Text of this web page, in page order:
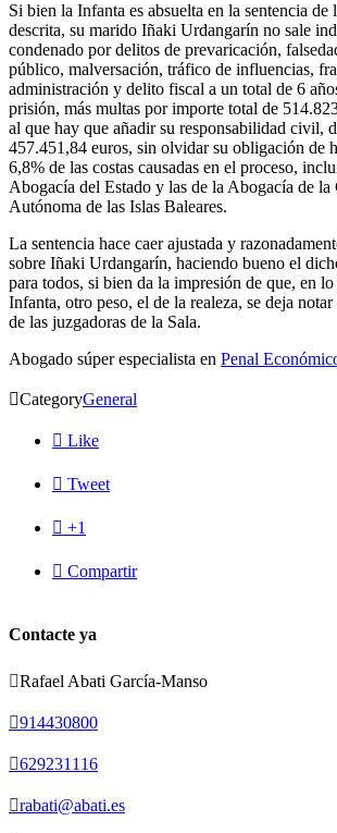
Si bien la Infanta es absuelta en la sentencia de
descrita, su marido Iñaki Urdangarín no sale
condenado por delitos de prevaricación,
público, malversación, tráfico de influencias,
administración y delito fiscal a un total de 6
prisión, más multas por importe total de
al que hay que añadir su responsabilidad civil,
457.451,84 euros, sin olvidar su obligación de
6,8% de las costas causadas en el proceso,
Abogacía del Estado y las de la Abogacía de la
Autónoma de las Islas Baleares.
La sentencia hace caer ajustada y
sobre Iñaki Urdangarín, haciendo bueno el
para todos, si bien da la impresión de que, en lo
Infanta, otro peso, el de la realeza, se deja
de las juzgadoras de la Sala.
Abogado súper especialista en Penal
CategoryGeneral
 Like
 Tweet
 +1
 Compartir
Contacte ya
Rafael Abati García-Manso
914430800
629231116
rabati@abati.es